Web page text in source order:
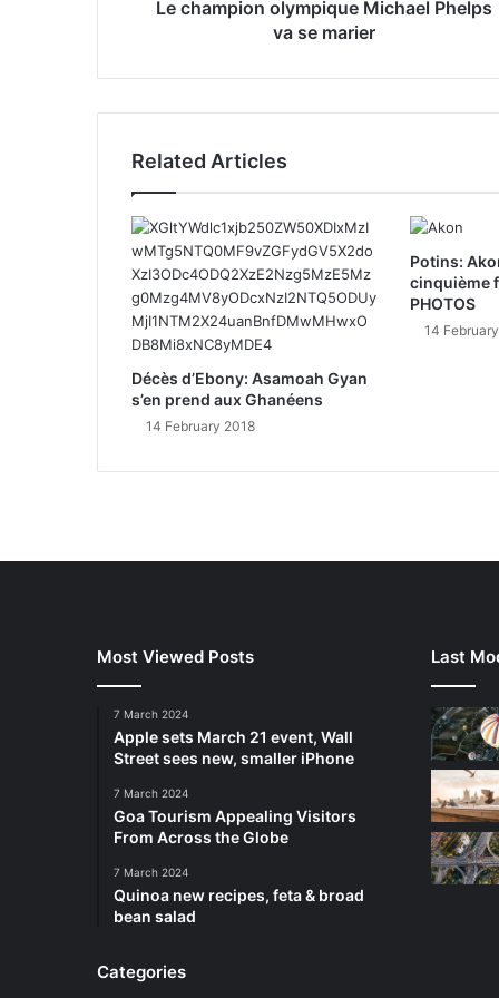
Le champion olympique Michael Phelps
va se marier
Related Articles
Décès d’Ebony: Asamoah Gyan
s’en prend aux Ghanéens
14 February 2018
Potins:
cinquième
PHOTOS
14
Most Viewed Posts
7 March 2024
Apple sets March 21 event, Wall
Street sees new, smaller iPhone
7 March 2024
Goa Tourism Appealing Visitors
From Across the Globe
7 March 2024
Quinoa new recipes, feta & broad
bean salad
Categories
Last